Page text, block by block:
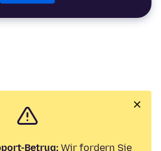
Betrug: Wir fordern Sie